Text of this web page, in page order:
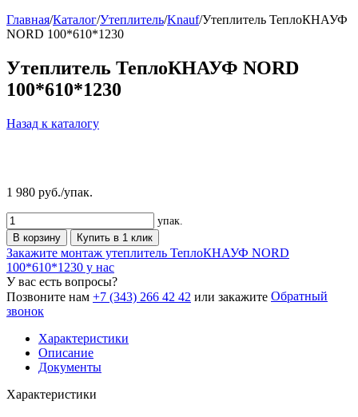
Главная/Каталог/Утеплитель/Knauf/Утеплитель ТеплоКНАУФ
NORD 100*610*1230
Утеплитель ТеплоКНАУФ NORD
100*610*1230
Назад к каталогу
1 980 руб./упак.
упак.
В корзину
Купить в 1 клик
Закажите монтаж утеплитель ТеплоКНАУФ NORD
100*610*1230 у нас
У вас есть вопросы?
Позвоните нам +7 (343) 266 42 42 или закажите Обратный
звонок
Характеристики
Описание
Документы
Характеристики